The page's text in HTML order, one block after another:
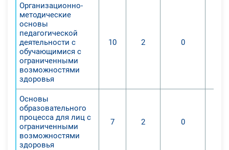
Организационно-
методические
основы
педагогической
деятельности с
обучающимися с
ограниченными
возможностями
здоровья
10 2 0
Основы
образовательного
процесса для лиц с
ограниченными
возможностями
здоровья
7 2 0